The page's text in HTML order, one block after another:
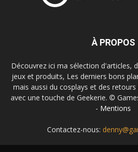
À PROPOS
Découvrez ici ma sélection d'articles,
jeux et produits, Les derniers bons
mais aussi du cosplays et des
avec une touche de Geekerie. ©
- Mentions
Contactez-nous: